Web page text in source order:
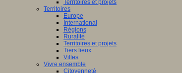
Territoires et projets
Territoires
Europe
International
Régions
Ruralité
Territoires et projets
Tiers lieux
Villes
Vivre ensemble
Citoyenneté